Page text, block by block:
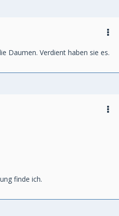
Daumen. Verdient haben sie es.
finde ich.